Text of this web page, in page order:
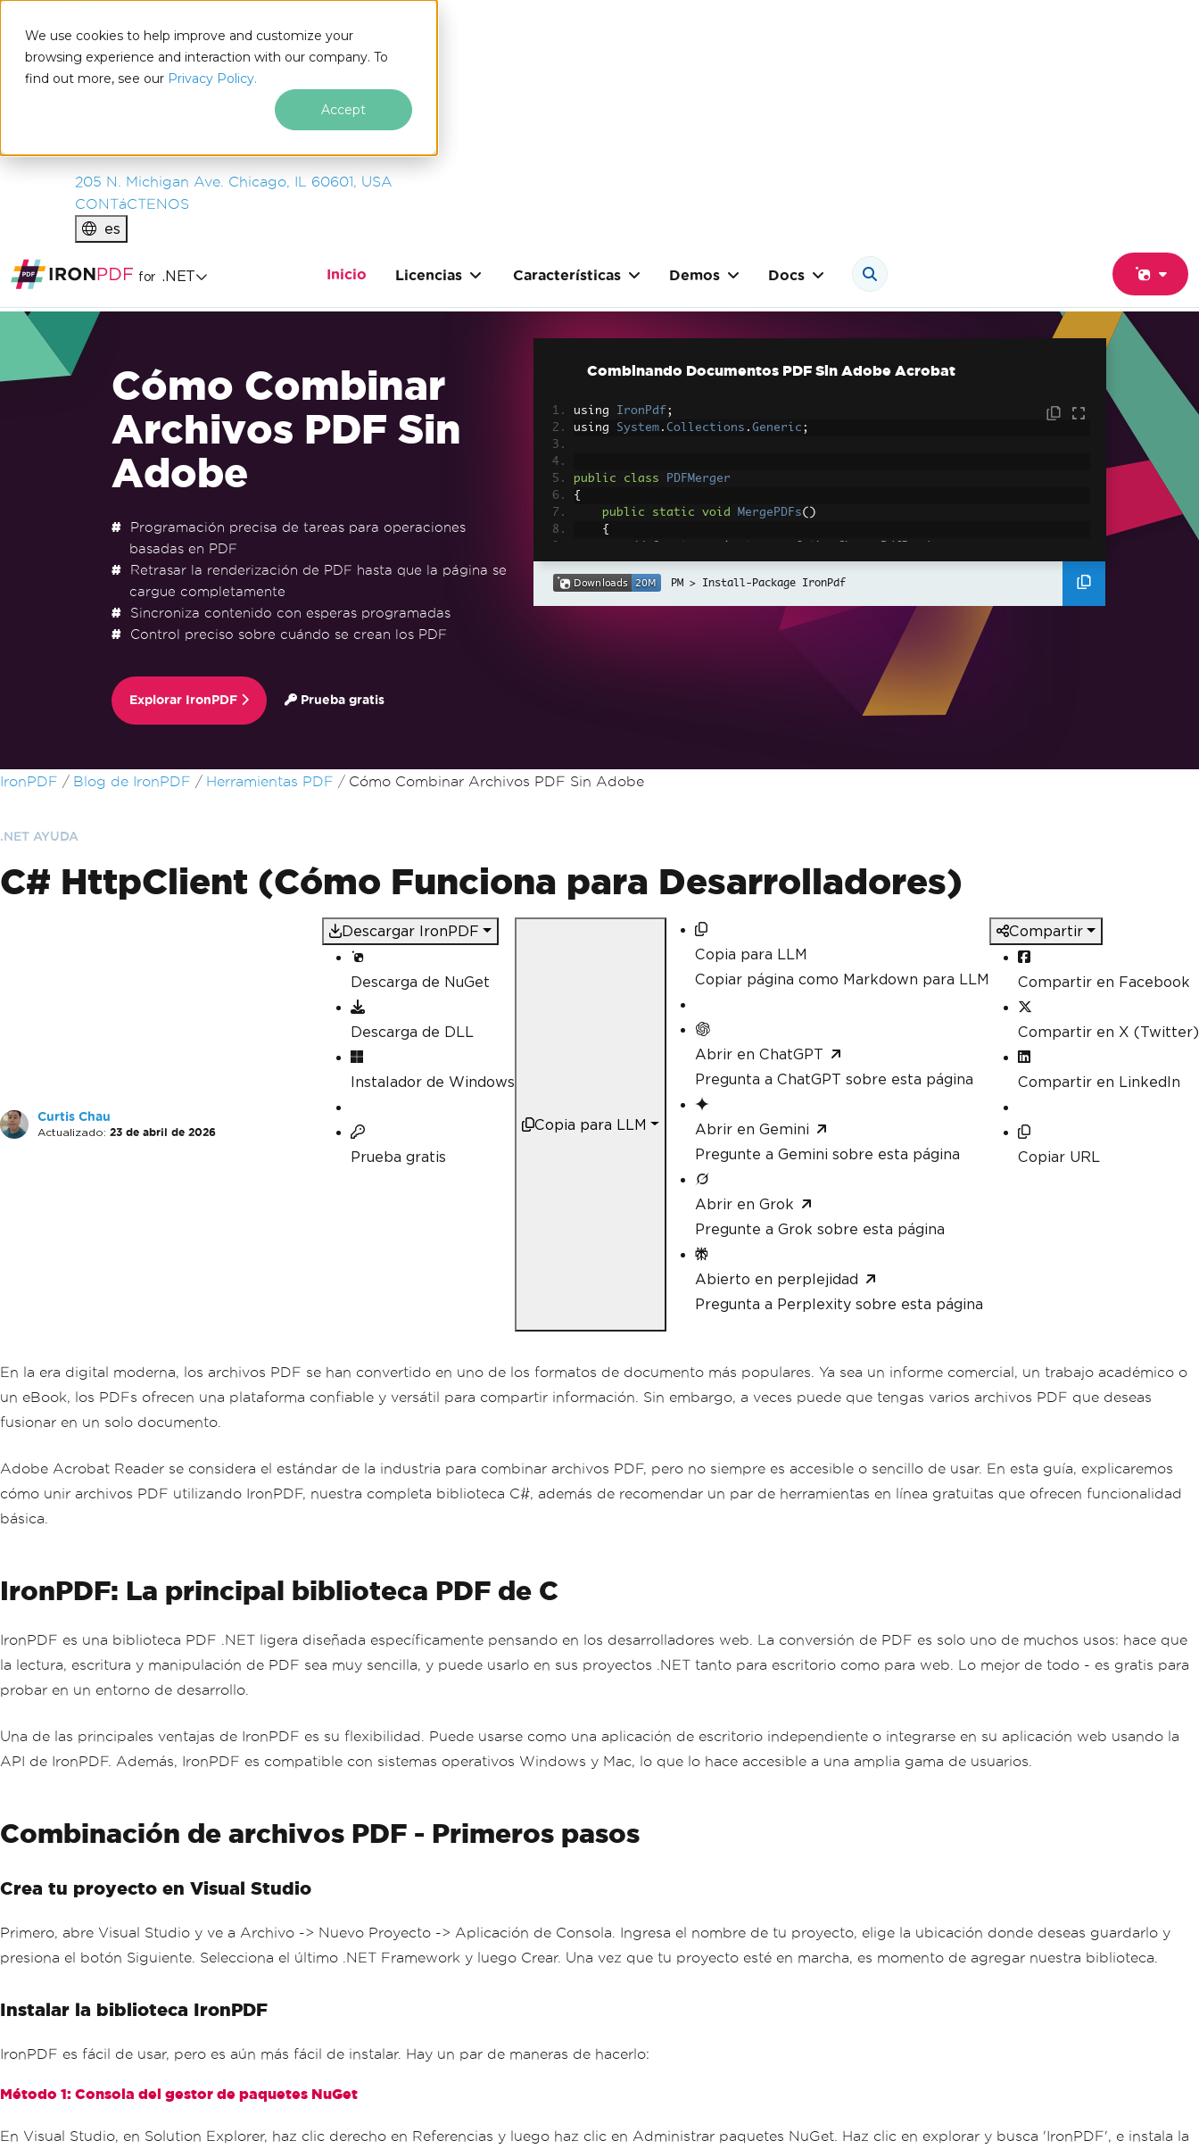
We use cookies to help improve and customize your
browsing experience and interaction with our company. To
find out more, see our Privacy Policy.
Accept
IRONSOFTWARE
PRODUCTOS
EMPRESA
205 N. Michigan Ave. Chicago, IL 60601, USA
CONTáCTENOS
es
for .NET Inicio Licencias Características Demos Docs
Cómo Combinar
Archivos PDF Sin
Adobe
Programación precisa de tareas para operaciones
basadas en PDF
Retrasar la renderización de PDF hasta que la página se
cargue completamente
Sincroniza contenido con esperas programadas
Control preciso sobre cuándo se crean los PDF
Explorar IronPDF Prueba gratis
Combinando Documentos PDF Sin Adobe Acrobat
using IronPdf ;
using System . Collections . Generic ;
public class
PDFMerger
{
public
static void MergePDFs()
{
var renderer = new ChromePdfRenderer();
// Load the first PDF file
FromFile( "Second.pdf"
Merge( secondPdf
);
Install-Package IronPdf
Saltar al pie de página
IronPDF Blog de IronPDF Herramientas PDF Cómo Combinar Archivos PDF Sin Adobe
.NET AYUDA
C# HttpClient (Cómo Funciona para Desarrolladores)
Curtis Chau
Actualizado: 23 de abril de 2026
Descargar IronPDF
Descarga de NuGet
Descarga de DLL
Instalador de Windows
Prueba gratis
Copia para LLM
Copia para LLM
Copiar página como Markdown para LLM
Abrir en ChatGPT
Pregunta a ChatGPT sobre esta página
Abrir en Gemini
Pregunte a Gemini sobre esta página
Abrir en Grok
Pregunte a Grok sobre esta página
Abierto en perplejidad
Pregunta a Perplexity sobre esta página
Compartir
Compartir en Facebook
Compartir en X (Twitter)
Compartir en LinkedIn
Copiar URL
En la era digital moderna, los archivos PDF se han convertido en uno de los formatos de documento más populares. Ya sea un informe comercial, un trabajo académico o
un eBook, los PDFs ofrecen una plataforma confiable y versátil para compartir información. Sin embargo, a veces puede que tengas varios archivos PDF que deseas
fusionar en un solo documento.
Adobe Acrobat Reader se considera el estándar de la industria para combinar archivos PDF, pero no siempre es accesible o sencillo de usar. En esta guía, explicaremos
cómo unir archivos PDF utilizando IronPDF, nuestra completa biblioteca C#, además de recomendar un par de herramientas en línea gratuitas que ofrecen funcionalidad
básica.
IronPDF: La principal biblioteca PDF de C
IronPDF es una biblioteca PDF .NET ligera diseñada específicamente pensando en los desarrolladores web. La conversión de PDF es solo uno de muchos usos: hace que
la lectura, escritura y manipulación de PDF sea muy sencilla, y puede usarlo en sus proyectos .NET tanto para escritorio como para web. Lo mejor de todo - es gratis para
probar en un entorno de desarrollo.
Una de las principales ventajas de IronPDF es su flexibilidad. Puede usarse como una aplicación de escritorio independiente o integrarse en su aplicación web usando la
API de IronPDF. Además, IronPDF es compatible con sistemas operativos Windows y Mac, lo que lo hace accesible a una amplia gama de usuarios.
Combinación de archivos PDF - Primeros pasos
Crea tu proyecto en Visual Studio
Primero, abre Visual Studio y ve a Archivo -> Nuevo Proyecto -> Aplicación de Consola. Ingresa el nombre de tu proyecto, elige la ubicación donde deseas guardarlo y
presiona el botón Siguiente. Selecciona el último .NET Framework y luego Crear. Una vez que tu proyecto esté en marcha, es momento de agregar nuestra biblioteca.
Instalar la biblioteca IronPDF
IronPDF es fácil de usar, pero es aún más fácil de instalar. Hay un par de maneras de hacerlo:
Método 1: Consola del gestor de paquetes NuGet
En Visual Studio, en Solution Explorer, haz clic derecho en Referencias y luego haz clic en Administrar paquetes NuGet. Haz clic en explorar y busca 'IronPDF', e instala la